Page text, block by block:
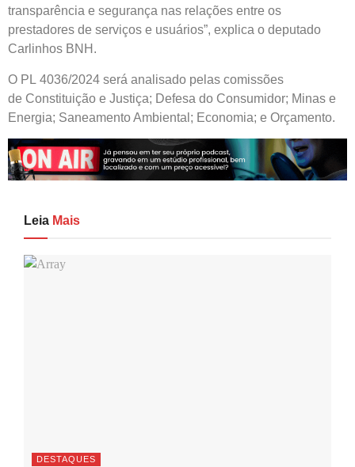
transparência e segurança nas relações entre os
prestadores de serviços e usuários”, explica o deputado
Carlinhos BNH.
O PL 4036/2024 será analisado pelas comissões
de Constituição e Justiça; Defesa do Consumidor; Minas e
Energia; Saneamento Ambiental; Economia; e Orçamento.
Leia Mais
DESTAQUES